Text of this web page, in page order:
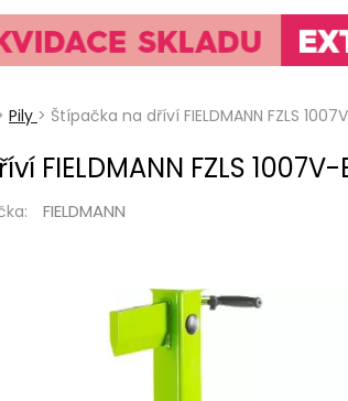
Pily > Štípačka na dříví FIELDMANN FZLS
FIELDMANN FZLS 1007V-
FIELDMANN